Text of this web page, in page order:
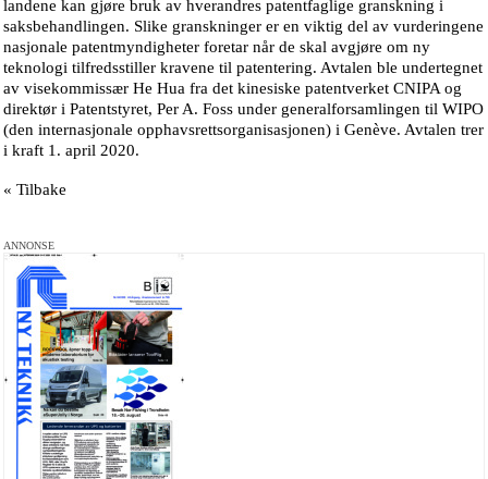
landene kan gjøre bruk av hverandres patentfaglige granskning i
saksbehandlingen. Slike granskninger er en viktig del av vurderingene
nasjonale patentmyndigheter foretar når de skal avgjøre om ny
teknologi tilfredsstiller kravene til patentering. Avtalen ble undertegnet
av visekommissær He Hua fra det kinesiske patentverket CNIPA og
direktør i Patentstyret, Per A. Foss under generalforsamlingen til WIPO
(den internasjonale opphavsrettsorganisasjonen) i Genève. Avtalen trer
i kraft 1. april 2020.
« Tilbake
ANNONSE